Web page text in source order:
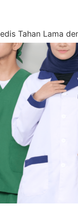
Tahan Lama